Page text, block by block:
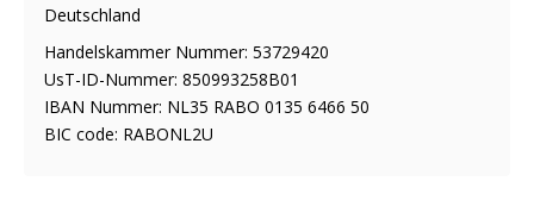
Deutschland
Handelskammer Nummer: 53729420
UsT-ID-Nummer: 850993258B01
IBAN Nummer: NL35 RABO 0135 6466 50
BIC code: RABONL2U